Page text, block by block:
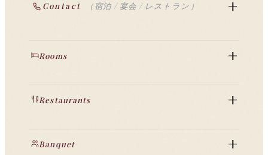
Contact （宿泊 / 宴会 / レストラン）
Rooms
Restaurants
Banquet